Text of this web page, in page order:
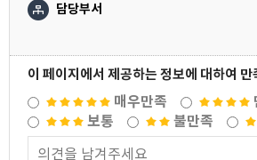
담당부서
이 페이지에서 제공하는 정보에 대하여
매우만족
보통
불만족